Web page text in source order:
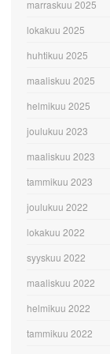
marraskuu 2025
lokakuu 2025
huhtikuu 2025
maaliskuu 2025
helmikuu 2025
joulukuu 2023
maaliskuu 2023
tammikuu 2023
joulukuu 2022
lokakuu 2022
syyskuu 2022
maaliskuu 2022
helmikuu 2022
tammikuu 2022